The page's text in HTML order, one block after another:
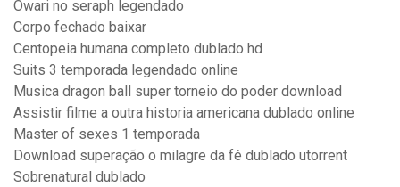
Owari no seraph legendado
Corpo fechado baixar
Centopeia humana completo dublado hd
Suits 3 temporada legendado online
Musica dragon ball super torneio do poder download
Assistir filme a outra historia americana dublado online
Master of sexes 1 temporada
Download superação o milagre da fé dublado utorrent
Sobrenatural dublado